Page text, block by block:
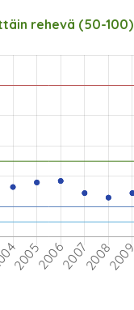
rehevä (50-100)